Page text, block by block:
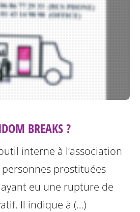
BREAKS ?
interne à l’association
prostituées
eu une rupture de
Il indique à (…)